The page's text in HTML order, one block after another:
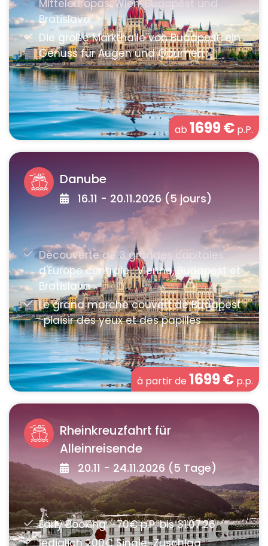
ab 1699€ p.P.
Danube
16.11 - 20.11.2026 (5 jours)
à partir de 1699€ p.p.
Rheinkreuzfahrt für
Alleinreisende
20.11 - 24.11.2026 (5 Tage)